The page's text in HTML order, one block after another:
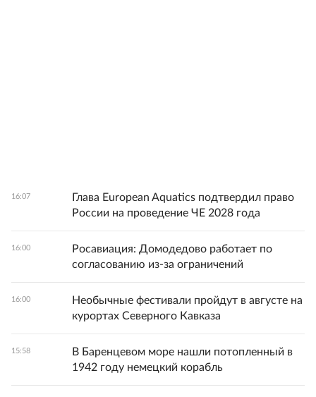
16:07
Глава European Aquatics подтвердил право
России на проведение ЧЕ 2028 года
16:00
Росавиация: Домодедово работает по
согласованию из-за ограничений
16:00
Необычные фестивали пройдут в августе на
курортах Северного Кавказа
15:58
В Баренцевом море нашли потопленный в
1942 году немецкий корабль